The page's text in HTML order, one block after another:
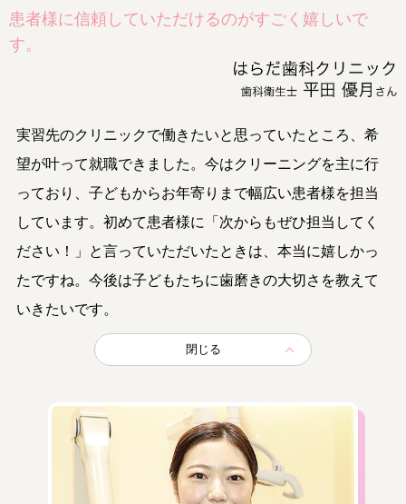
患者様に信頼していただけるのがすごく嬉しいで
す。
実習先のクリニックで働きたいと思っていたところ、希
望が叶って就職できました。今はクリーニングを主に行
っており、子どもからお年寄りまで幅広い患者様を担当
しています。初めて患者様に「次からもぜひ担当してく
ださい！」と言っていただいたときは、本当に嬉しかっ
たですね。今後は子どもたちに歯磨きの大切さを教えて
いきたいです。
閉じる